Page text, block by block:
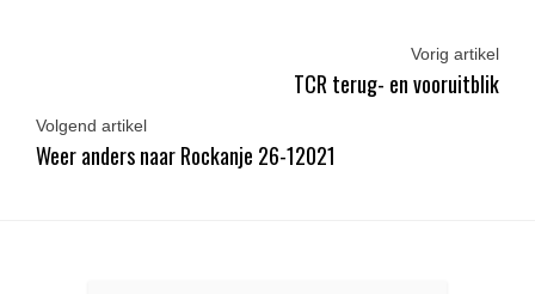
Vorig artikel
TCR terug- en vooruitblik
Volgend artikel
Weer anders naar Rockanje 26-12021